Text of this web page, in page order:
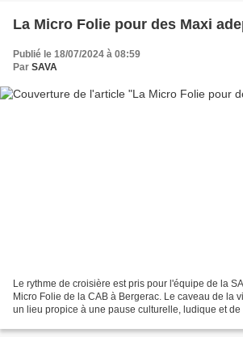
La Micro Folie pour des Maxi
Publié le 18/07/2024 à 08:59
Par SAVA
Le rythme de croisière est pris pour l'équipe de la
Micro Folie de la CAB à Bergerac. Le caveau de la
un lieu propice à une pause culturelle, ludique et